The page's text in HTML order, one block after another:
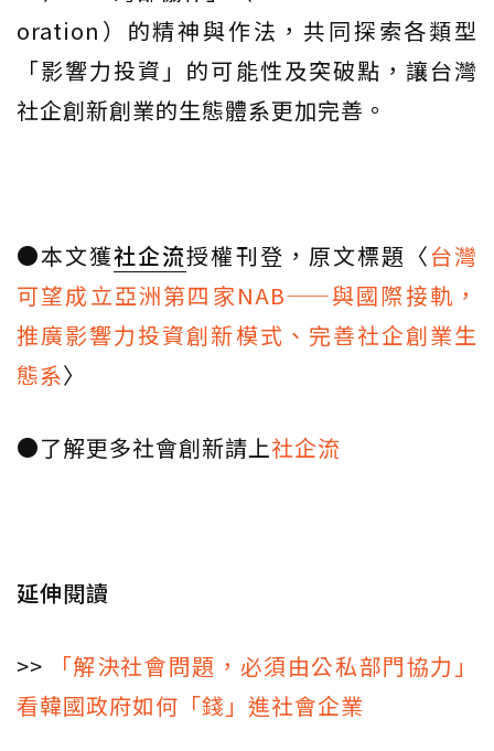
oration）的精神與作法，共同探索各類型
「影響力投資」的可能性及突破點，讓台灣
社企創新創業的生態體系更加完善。
●本文獲社企流授權刊登，原文標題〈台灣
可望成立亞洲第四家NAB——與國際接軌，
推廣影響力投資創新模式、完善社企創業生
態系〉
●了解更多社會創新請上社企流
延伸閱讀
>>
「解決社會問題，必須由公私部門協力」
看韓國政府如何「錢」進社會企業